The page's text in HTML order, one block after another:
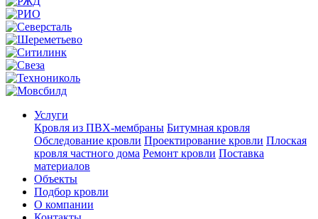
Услуги
Кровля из ПВХ-мембраны Битумная кровля
Обследование кровли Проектирование кровли Плоская
кровля частного дома Ремонт кровли Поставка
материалов
Объекты
Подбор кровли
О компании